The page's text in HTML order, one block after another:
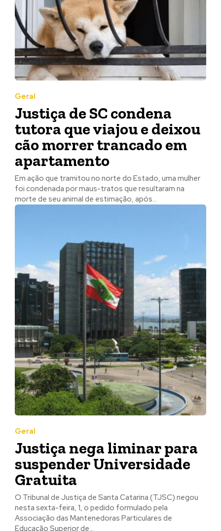
Geral
Justiça de SC condena
tutora que viajou e deixou
cão morrer trancado em
apartamento
Em ação que tramitou no norte do Estado, uma mulher
foi condenada por maus-tratos que resultaram na
morte de seu animal de estimação, após...
Geral
Justiça nega liminar para
suspender Universidade
Gratuita
O Tribunal de Justiça de Santa Catarina (TJSC) negou
nesta sexta-feira, 1, o pedido formulado pela
Associação das Mantenedoras Particulares de
Educação Superior de...